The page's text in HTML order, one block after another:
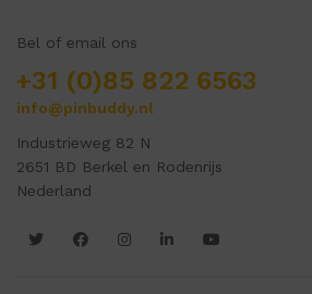
Bel of email ons
+31 (0)85 822 6563
info@pinbuddy.nl
Industrieweg 82 N
2651 BD Berkel en Rodenrijs
Nederland